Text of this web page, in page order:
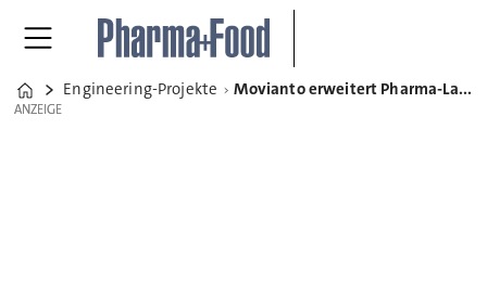
Home
Engineering-Projekte Movianto erweitert Pharma-Lagerkapazität im belgischen Aalst
ANZEIGE
ANZEIGE